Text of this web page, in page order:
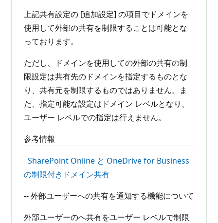
上記共有設定の [追加設定] の項目でドメインを
使用して外部の共有を制限することは可能とな
っております。
ただし、ドメインを使用しての外部の共有の制
限設定は共有先のドメインを指定するものとな
り、共有元を制限するものではありません。ま
た、指定可能な設定はドメイン レベルとなり、
ユーザー レベルでの指定は行えません。
参考情報
SharePoint Online と OneDrive for Business
の制限付きドメイン共有
-- 外部ユーザーへの共有を通知する機能について
外部ユーザーのへ共有をユーザー レベルで制限